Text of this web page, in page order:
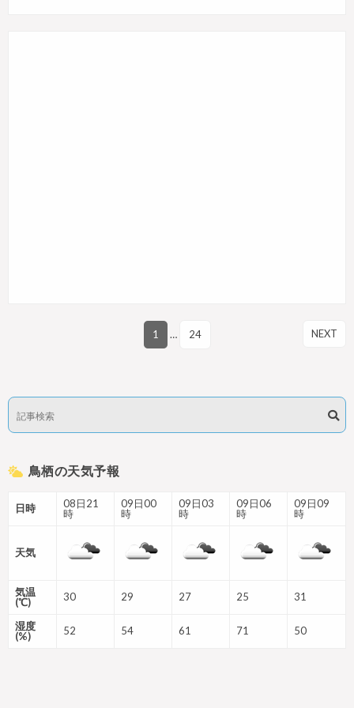
1 … 24 NEXT
鳥栖の天気予報
日時
08日21
時
09日00
時
09日03
時
09日06
時
09日09
時
天気
気温
(℃)
30 29 27 25 31
湿度
(%)
52 54 61 71 50